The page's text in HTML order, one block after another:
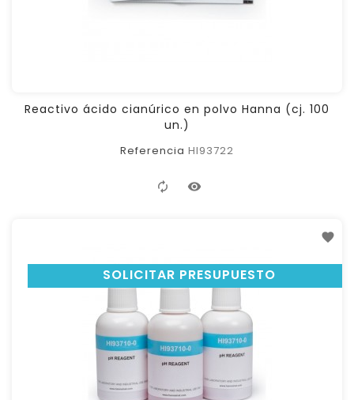
Reactivo ácido cianúrico en polvo Hanna (cj. 100
un.)
Referencia HI93722
SOLICITAR PRESUPUESTO